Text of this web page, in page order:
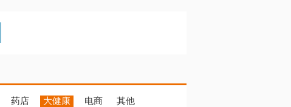
药店 大健康 电商
其他